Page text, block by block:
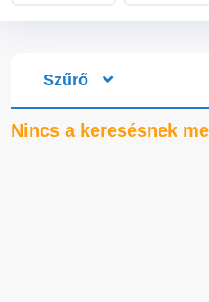
Szűrő
Nincs a keresésnek